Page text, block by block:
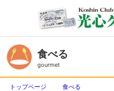
食べる
gourmet
トップページ 食べる